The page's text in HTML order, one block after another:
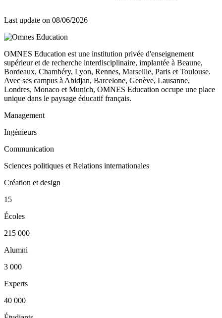
Last update on 08/06/2026
OMNES Education est une institution privée d'enseignement
supérieur et de recherche interdisciplinaire, implantée à Beaune,
Bordeaux, Chambéry, Lyon, Rennes, Marseille, Paris et Toulouse.
Avec ses campus à Abidjan, Barcelone, Genève, Lausanne,
Londres, Monaco et Munich, OMNES Education occupe une place
unique dans le paysage éducatif français.
Management
Ingénieurs
Communication
Sciences politiques et Relations internationales
Création et design
15
Écoles
215 000
Alumni
3 000
Experts
40 000